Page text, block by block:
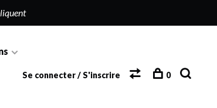
Se connecter / S'inscrire 0